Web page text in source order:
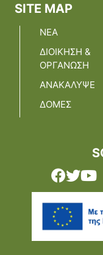
SITE MAP
ΝΕΑ
ΔΙΟΙΚΗΣΗ &
ΟΡΓΑΝΩΣΗ
ΑΝΑΚΑΛΥΨΕ
ΔΟΜΕΣ